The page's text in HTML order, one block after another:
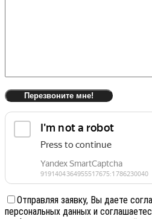
Отправляя заявку, Вы даете
персональных данных и